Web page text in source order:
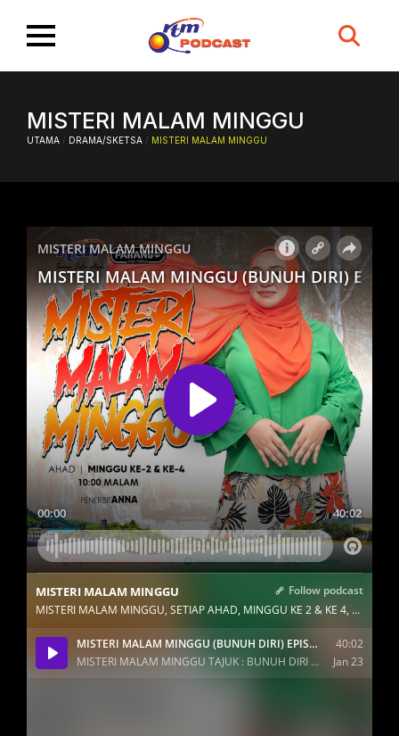
Search
MISTERI MALAM MINGGU
UTAMA / DRAMA/SKETSA / MISTERI MALAM MINGGU